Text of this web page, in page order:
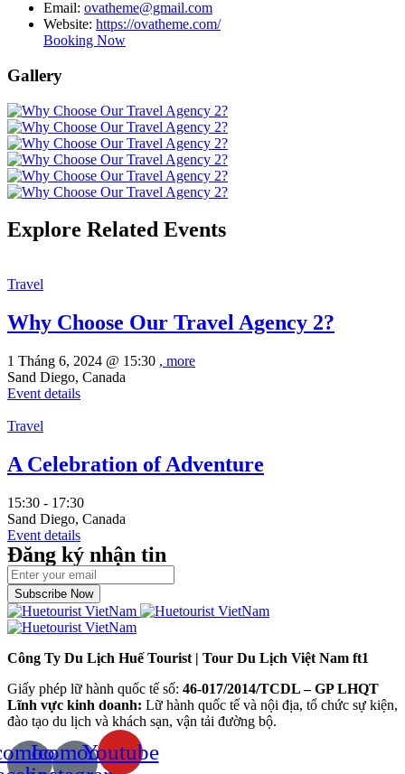
Email: ovatheme@gmail.com
Website: https://ovatheme.com/
Booking Now
Gallery
Explore Related Events
Travel
Why Choose Our Travel Agency 2?
1 Tháng 6, 2024 @ 15:30 , more
Sand Diego, Canada
Event details
Travel
A Celebration of Adventure
15:30 - 17:30
Sand Diego, Canada
Event details
Đăng ký nhận tin
Subscribe Now
Công Ty Du Lịch Huế Tourist | Tour Du Lịch Việt Nam ft1
Giấy phép lữ hành quốc tế số: 46-017/2014/TCDL – GP LHQT
Lĩnh vực kinh doanh: Lữ hành quốc tế và nội địa, tổ chức sự kiện,
đào tạo du lịch và khách sạn, vận tải đường bộ.
Icomoon-Youtube